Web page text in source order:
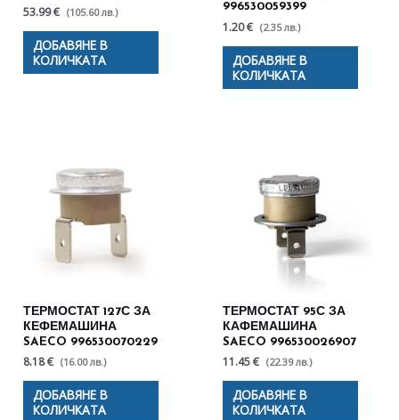
53.99 € (105.60 лв.)
ДОБАВЯНЕ В
КОЛИЧКАТА
996530059399
1.20 € (2.35 лв.)
ДОБАВЯНЕ В
КОЛИЧКАТА
ТЕРМОСТАТ 127С ЗА
КЕФЕМАШИНА
SAECO 996530070229
8.18 € (16.00 лв.)
ДОБАВЯНЕ В
КОЛИЧКАТА
ТЕРМОСТАТ 95С ЗА
КАФЕМАШИНА
SAECO 996530026907
11.45 € (22.39 лв.)
ДОБАВЯНЕ В
КОЛИЧКАТА